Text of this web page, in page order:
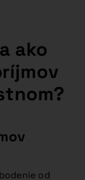
ako
od